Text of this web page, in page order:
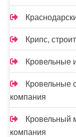
Крипс,
Кровельные
Кровельные
компания
Кровельный
компания